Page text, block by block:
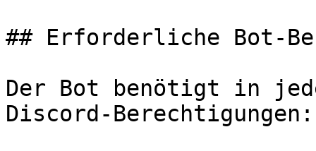
## Erforderliche Bot-
Der Bot benötigt in
Discord-Berechtigungen: